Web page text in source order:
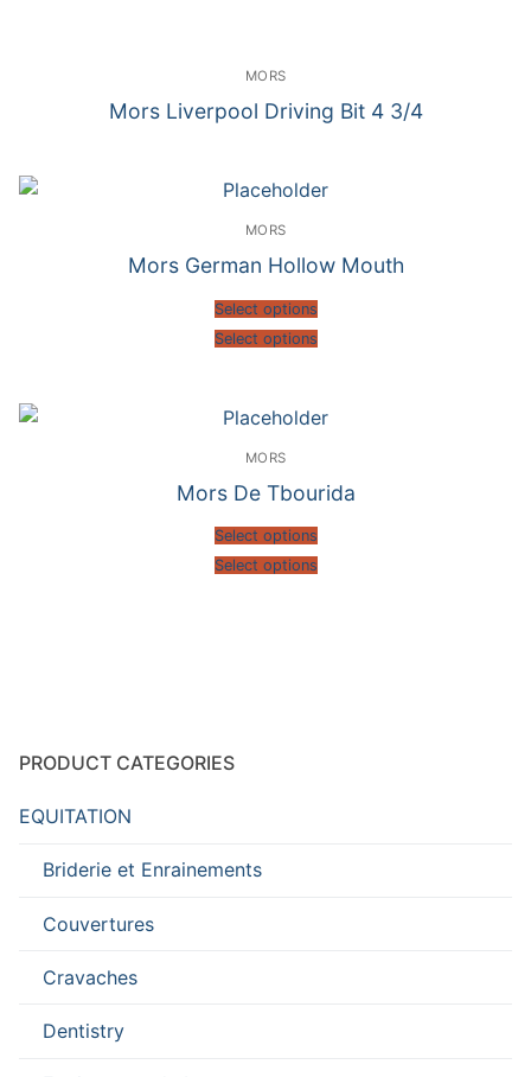
MORS
Mors Liverpool Driving Bit 4 3/4
MORS
Mors German Hollow Mouth
Select options
Select options
MORS
Mors De Tbourida
Select options
Select options
PRODUCT CATEGORIES
EQUITATION
Briderie et Enrainements
Couvertures
Cravaches
Dentistry